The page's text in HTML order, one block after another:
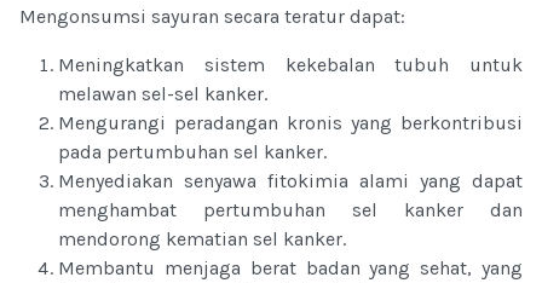
Mengonsumsi sayuran secara teratur dapat:
Meningkatkan sistem kekebalan tubuh untuk
melawan sel-sel kanker.
Mengurangi peradangan kronis yang berkontribusi
pada pertumbuhan sel kanker.
Menyediakan senyawa fitokimia alami yang dapat
menghambat pertumbuhan sel kanker dan
mendorong kematian sel kanker.
Membantu menjaga berat badan yang sehat, yang